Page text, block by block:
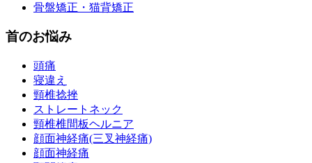
骨盤矯正・猫背矯正
首のお悩み
頭痛
寝違え
頸椎捻挫
ストレートネック
頸椎椎間板ヘルニア
顔面神経痛(三叉神経痛)
顔面神経痛